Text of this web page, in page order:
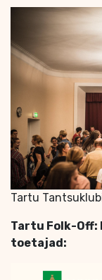
Tartu
Tartu Folk-Off:
toetajad: